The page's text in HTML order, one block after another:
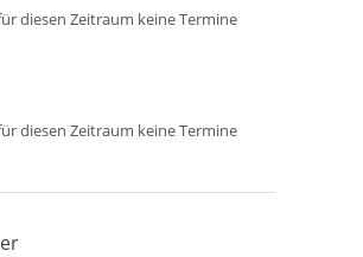
diesen Zeitraum keine Termine
diesen Zeitraum keine Termine